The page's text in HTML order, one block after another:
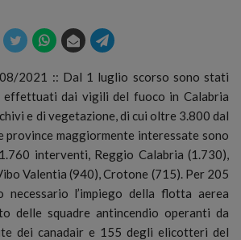
2021 :: Dal 1 luglio scorso sono stati
dai vigili del fuoco in Calabria
e di vegetazione, di cui oltre 3.800 dal
province maggiormente interessate sono
interventi, Reggio Calabria (1.730),
Valentia (940), Crotone (715). Per 205
l’impiego della flotta aerea
delle squadre antincendio operanti da
dei canadair e 155 degli elicotteri del